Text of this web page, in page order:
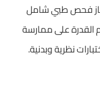
فحص طبي شامل
القدرة على ممارسة
نظرية وبدنية.